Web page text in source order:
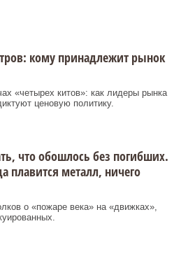
кому принадлежит рынок
«четырех китов»: как лидеры рынка
ценовую политику.
что обошлось без погибших.
плавится металл, ничего
о «пожаре века» на «движках»,